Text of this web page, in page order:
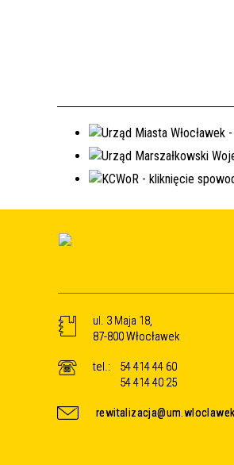
ul. 3 Maja 18,
87-800 Włocławek
tel.:
54 414 44 60
54 414 40 25